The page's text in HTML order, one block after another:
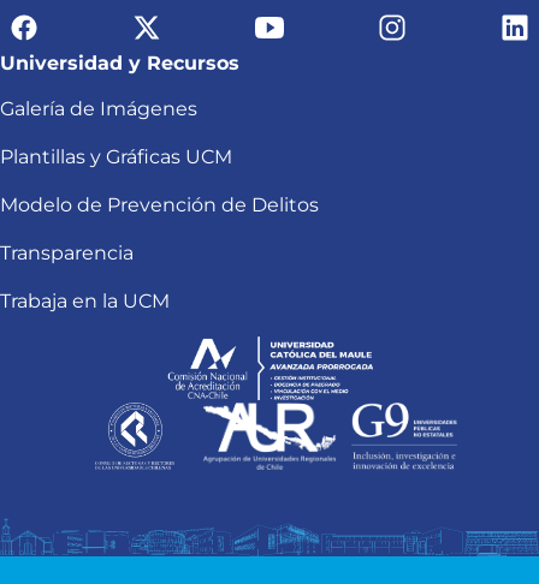
Universidad y Recursos
Galería de Imágenes
Plantillas y Gráficas UCM
Modelo de Prevención de Delitos
Transparencia
Trabaja en la UCM